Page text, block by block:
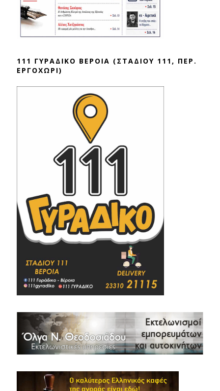
111 ΓΥΡΑΔΙΚΟ ΒΕΡΟΙΑ (ΣΤΑΔΙΟΥ 111, ΠΕΡ.
ΕΡΓΟΧΩΡΙ)